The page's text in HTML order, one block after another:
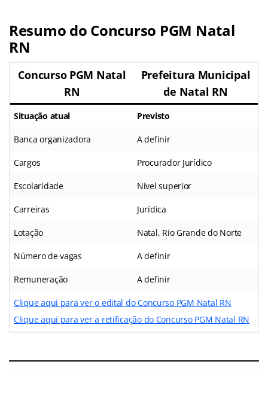
Resumo do Concurso PGM Natal
RN
Concurso PGM Natal
RN
Prefeitura Municipal
de Natal RN
Situação atual Previsto
Banca organizadora A definir
Cargos Procurador Jurídico
Escolaridade Nível superior
Carreiras Jurídica
Lotação Natal, Rio Grande do Norte
Número de vagas A definir
Remuneração A definir
Clique aqui para ver o edital do Concurso PGM Natal RN
Clique aqui para ver a retificação do Concurso PGM Natal RN